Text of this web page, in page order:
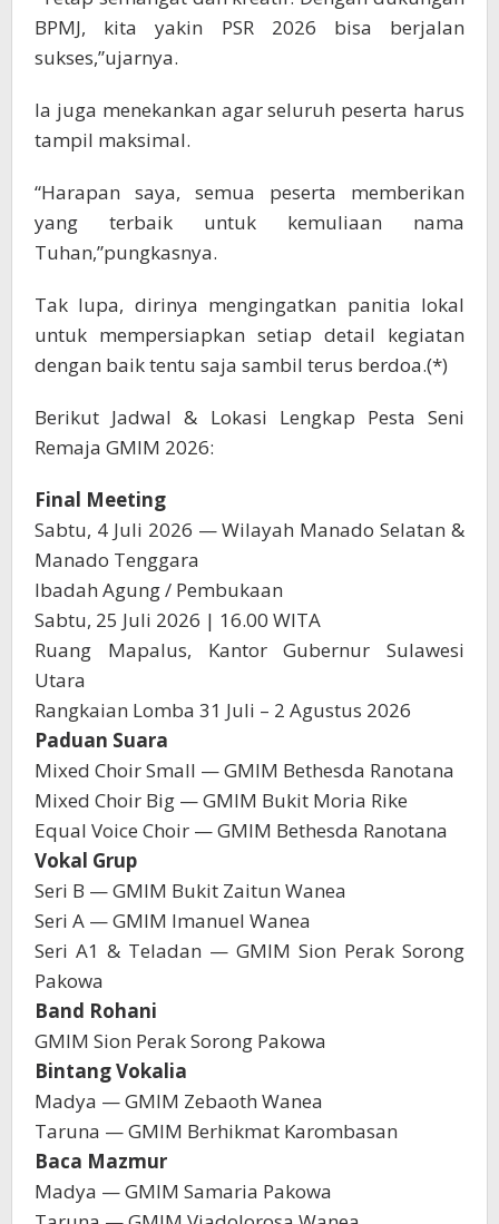
BPMJ, kita yakin PSR 2026 bisa berjalan
sukses,”ujarnya.
Ia juga menekankan agar seluruh peserta harus
tampil maksimal.
“Harapan saya, semua peserta memberikan
yang terbaik untuk kemuliaan nama
Tuhan,”pungkasnya.
Tak lupa, dirinya mengingatkan panitia lokal
untuk mempersiapkan setiap detail kegiatan
dengan baik tentu saja sambil terus berdoa.(*)
Berikut Jadwal & Lokasi Lengkap Pesta Seni
Remaja GMIM 2026:
Final Meeting
Sabtu, 4 Juli 2026 — Wilayah Manado Selatan &
Manado Tenggara
Ibadah Agung / Pembukaan
Sabtu, 25 Juli 2026 | 16.00 WITA
Ruang Mapalus, Kantor Gubernur Sulawesi
Utara
Rangkaian Lomba 31 Juli – 2 Agustus 2026
Paduan Suara
Mixed Choir Small — GMIM Bethesda Ranotana
Mixed Choir Big — GMIM Bukit Moria Rike
Equal Voice Choir — GMIM Bethesda Ranotana
Vokal Grup
Seri B — GMIM Bukit Zaitun Wanea
Seri A — GMIM Imanuel Wanea
Seri A1 & Teladan — GMIM Sion Perak Sorong
Pakowa
Band Rohani
GMIM Sion Perak Sorong Pakowa
Bintang Vokalia
Madya — GMIM Zebaoth Wanea
Taruna — GMIM Berhikmat Karombasan
Baca Mazmur
Madya — GMIM Samaria Pakowa